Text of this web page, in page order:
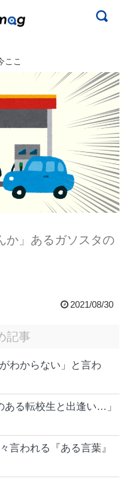
ここ
か」あるガソスタの
2021/08/30
記事
わからない」と言わ
る転校生と出逢い…」
言われる『ある言葉』